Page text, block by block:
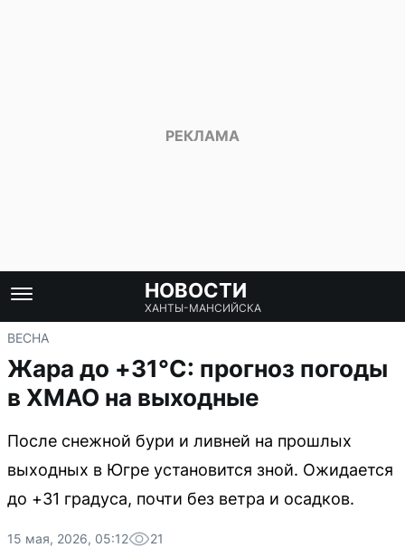
НОВОСТИ
ХАНТЫ-МАНСИЙСКА
ВЕСНА
Жара до +31°C: прогноз погоды
в ХМАО на выходные
После снежной бури и ливней на прошлых
выходных в Югре установится зной. Ожидается
до +31 градуса, почти без ветра и осадков.
15 мая, 2026, 05:12 21